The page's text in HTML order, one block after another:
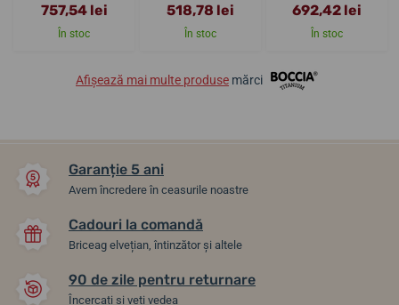
757,54 lei
În stoc
518,78 lei
În stoc
692,42 lei
În stoc
Afișează mai multe produse mărci
Garanție 5 ani
Avem încredere în ceasurile noastre
Cadouri la comandă
Briceag elvețian, întinzător și altele
90 de zile pentru returnare
Încercați și veți vedea